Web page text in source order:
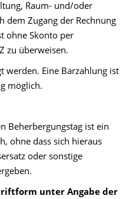
Raum- und/oder
dem Zugang der Rechnung
ohne Skonto per
zu überweisen.
werden. Eine Barzahlung ist
möglich.
Beherbergungstag ist ein
ohne dass sich hieraus
oder sonstige
unter Angabe der